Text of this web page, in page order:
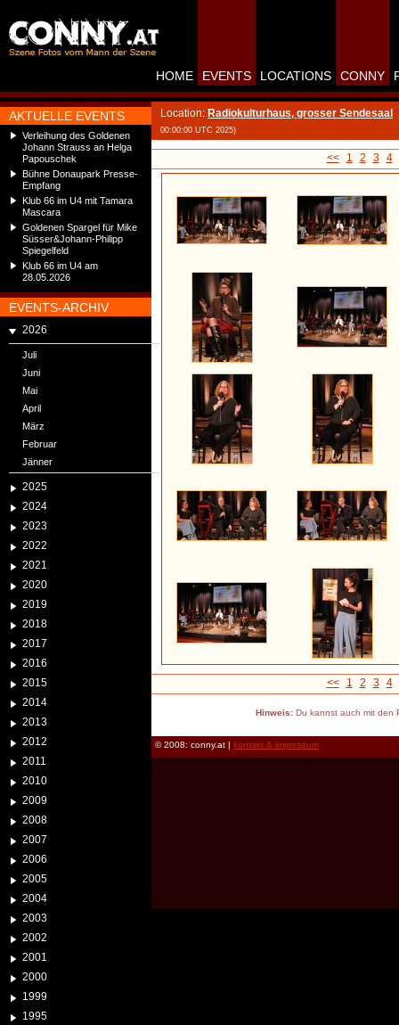
AKTUELLE EVENTS
Verleihung des Goldenen
Johann Strauss an Helga
Papouschek
Bühne Donaupark Presse-
Empfang
Klub 66 im U4 mit Tamara
Mascara
Goldenen Spargel für Mike
Süsser&Johann-Philipp
Spiegelfeld
Klub 66 im U4 am
28.05.2026
EVENTS-ARCHIV
2026
Juli
Juni
Mai
April
März
Februar
Jänner
2025
2024
2023
2022
2021
2020
2019
2018
2017
2016
2015
2014
2013
2012
2011
2010
2009
2008
2007
2006
2005
2004
2003
2002
2001
2000
1999
1995
HOME EVENTS LOCATIONS CONNY
Location: Radiokulturhaus, grosser Sendesaal
00:00:00 UTC 2025)
<< 1 2 3 4
<< 1 2 3 4
Hinweis:Du kannst auch mit den
© 2008: conny.at | kontakt & impressum